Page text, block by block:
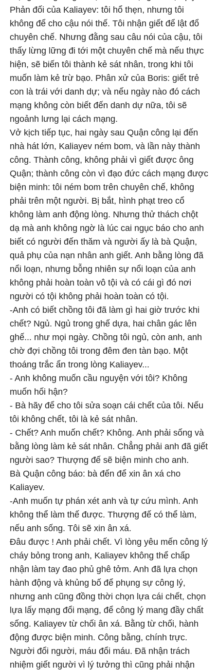
Phản đối của Kaliayev: tôi hổ thẹn, nhưng tôi
không để cho cậu nói thế. Tôi nhận giết để lật đổ
chuyên chế. Nhưng đằng sau câu nói của cậu, tôi
thấy lừng lững đi tới một chuyên chế mà nếu thực
hiện, sẽ biến tôi thành kẻ sát nhân, trong khi tôi
muốn làm kẻ trừ bạo. Phân xử của Boris: giết trẻ
con là trái với danh dự; và nếu ngày nào đó cách
mạng không còn biết đến danh dự nữa, tôi sẽ
ngoảnh lưng lại cách mạng.
Vở kịch tiếp tục, hai ngày sau Quận công lại đến
nhà hát lớn, Kaliayev ném bom, và lần này thành
công. Thành công, không phải vì giết được ông
Quận; thành công còn vì đạo đức cách mạng được
biện minh: tôi ném bom trên chuyên chế, không
phải trên một người. Bị bắt, hình phạt treo cổ
không làm anh động lòng. Nhưng thử thách chột
dạ mà anh không ngờ là lúc cai ngục báo cho anh
biết có người đến thăm và người ấy là bà Quận,
quả phụ của nạn nhân anh giết. Anh bằng lòng đã
nổi loạn, nhưng bỗng nhiên sự nổi loạn của anh
không phải hoàn toàn vô tội và có cái gì đó nơi
người có tội không phải hoàn toàn có tội.
-Anh có biết chồng tôi đã làm gì hai giờ trước khi
chết? Ngủ. Ngủ trong ghế dựa, hai chân gác lên
ghế... như mọi ngày. Chồng tôi ngủ, còn anh, anh
chờ đợi chồng tôi trong đêm đen tàn bạo. Một
thoáng trắc ẩn trong lòng Kaliayev...
- Anh không muốn cầu nguyện với tôi? Không
muốn hối hận?
- Bà hãy để cho tôi sửa soạn cái chết của tôi. Nếu
tôi không chết, tôi là kẻ sát nhân.
- Chết? Anh muốn chết? Không. Anh phải sống và
bằng lòng làm kẻ sát nhân. Chẳng phải anh đã giết
người sao? Thượng đế sẽ biện minh cho anh.
Bà Quận công báo: bà đến để xin ân xá cho
Kaliayev.
-Anh muốn tự phán xét anh và tự cứu mình. Anh
không thể làm thế được. Thượng đế có thể làm,
nếu anh sống. Tôi sẽ xin ân xá.
Đâu được ! Anh phải chết. Vì lòng yêu mến công lý
cháy bỏng trong anh, Kaliayev không thể chấp
nhận làm tay đao phủ ghê tởm. Anh đã lựa chọn
hành động và khủng bố để phụng sự công lý,
nhưng anh cũng đồng thời chọn lựa cái chết, chọn
lựa lấy mạng đổi mạng, để công lý mang đầy chất
sống. Kaliayev từ chối ân xá. Bằng từ chối, hành
động được biện minh. Công bằng, chính trực.
Người đổi người, máu đổi máu. Đã nhận trách
nhiệm giết người vì lý tưởng thì cũng phải nhận